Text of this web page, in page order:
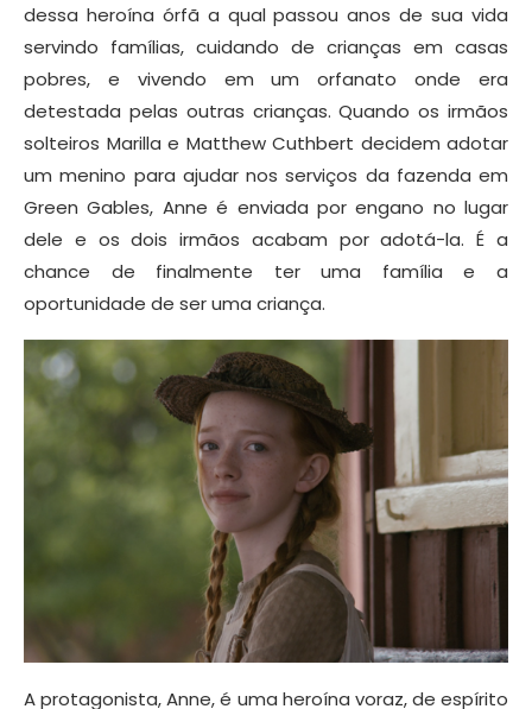
dessa heroína órfã a qual passou anos de sua vida
servindo famílias, cuidando de crianças em casas
pobres, e vivendo em um orfanato onde era
detestada pelas outras crianças. Quando os irmãos
solteiros Marilla e Matthew Cuthbert decidem adotar
um menino para ajudar nos serviços da fazenda em
Green Gables, Anne é enviada por engano no lugar
dele e os dois irmãos acabam por adotá-la. É a
chance de finalmente ter uma família e a
oportunidade de ser uma criança.
A protagonista, Anne, é uma heroína voraz, de espírito